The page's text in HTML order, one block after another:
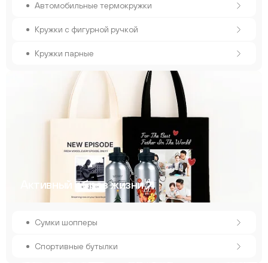
Автомобильные термокружки
Кружки с фигурной ручкой
Кружки парные
Активный образ жизни
Сумки шопперы
Спортивные бутылки